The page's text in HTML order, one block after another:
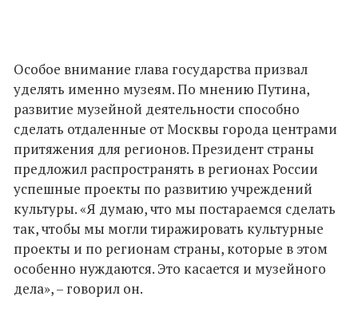
Особое внимание глава государства призвал
уделять именно музеям. По мнению Путина,
развитие музейной деятельности способно
сделать отдаленные от Москвы города центрами
притяжения для регионов. Президент страны
предложил распространять в регионах России
успешные проекты по развитию учреждений
культуры. «Я думаю, что мы постараемся сделать
так, чтобы мы могли тиражировать культурные
проекты и по регионам страны, которые в этом
особенно нуждаются. Это касается и музейного
дела», – говорил он.